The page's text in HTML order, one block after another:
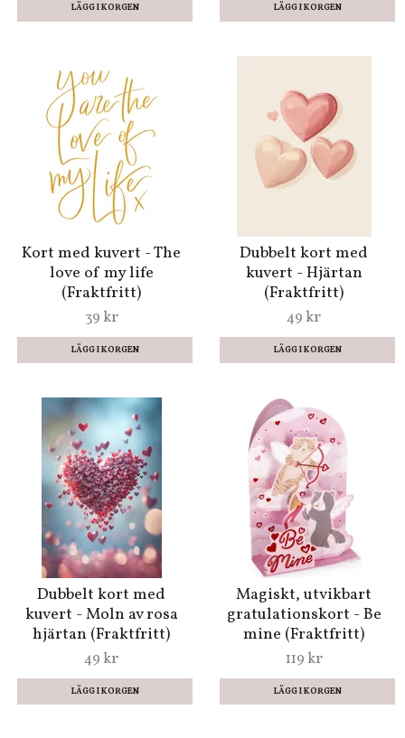
Kort med kuvert - The
love of my life
(Fraktfritt)
39 kr
Dubbelt kort med
kuvert - Hjärtan
(Fraktfritt)
49 kr
Dubbelt kort med
kuvert - Moln av rosa
hjärtan (Fraktfritt)
49 kr
Magiskt, utvikbart
gratulationskort - Be
mine (Fraktfritt)
119 kr